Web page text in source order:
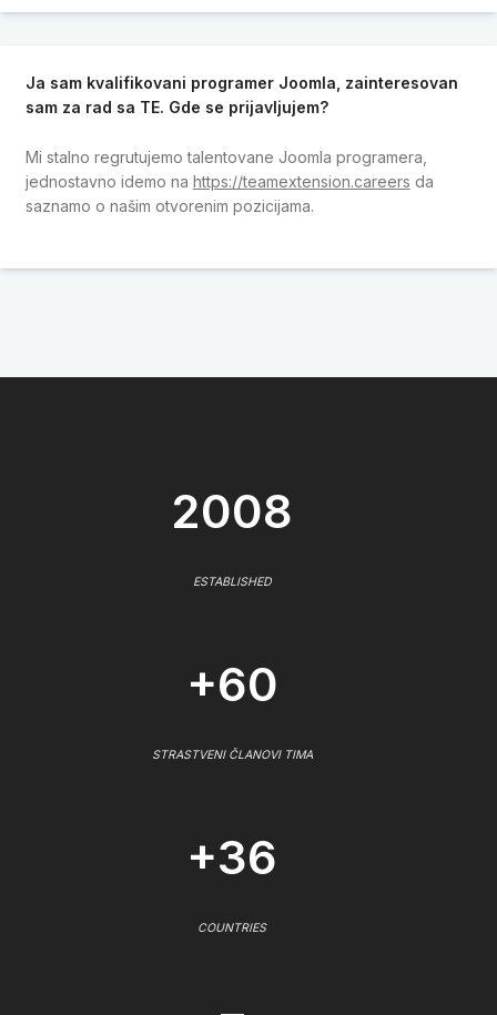
Ja sam kvalifikovani programer Joomla, zainteresovan
sam za rad sa TE. Gde se prijavljujem?
Mi stalno regrutujemo talentovane Joomla programera,
jednostavno idemo na https://teamextension.careers da
saznamo o našim otvorenim pozicijama.
2008
ESTABLISHED
+60
STRASTVENI ČLANOVI TIMA
+36
COUNTRIES